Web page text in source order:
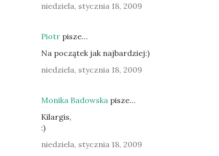
niedziela, stycznia 18, 2009
Piotr pisze…
Na początek jak najbardziej:)
niedziela, stycznia 18, 2009
Monika Badowska pisze…
Kilargis,
:)
niedziela, stycznia 18, 2009